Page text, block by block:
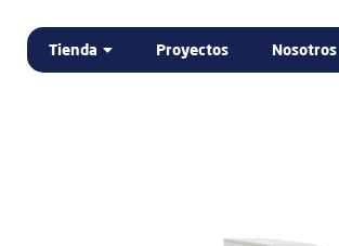
Tienda Proyectos Nosotros